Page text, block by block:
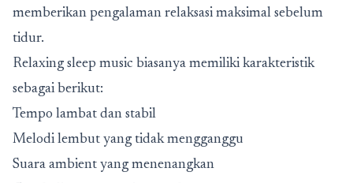
memberikan pengalaman relaksasi maksimal sebelum
tidur.
Relaxing sleep music biasanya memiliki karakteristik
sebagai berikut:
Tempo lambat dan stabil
Melodi lembut yang tidak mengganggu
Suara ambient yang menenangkan